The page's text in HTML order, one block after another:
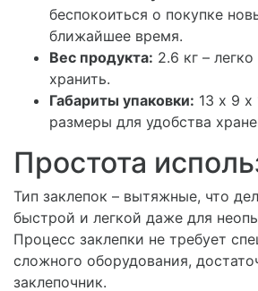
беспокоиться о покупке
ближайшее время.
Вес продукта: 2.6 кг –
хранить.
Габариты упаковки: 13 х 9
размеры для удобства
Простота
Тип заклепок – вытяжные, что
быстрой и легкой даже для
Процесс заклепки не требует
сложного оборудования,
заклепочник.